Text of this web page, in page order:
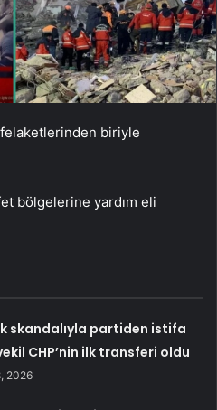
biriyle
bölgelerine yardım eli
skandalıyla partiden istifa
CHP’nin ilk transferi oldu
2026